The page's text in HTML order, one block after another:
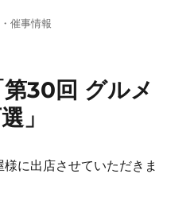
催事情報
30回 グルメ
」
に出店させていただきま